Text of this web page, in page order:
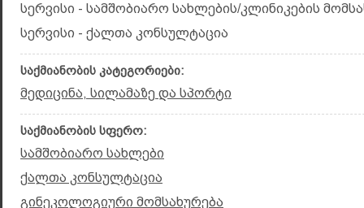
სერვისი - სამშობიარო სახლების/კლინიკების
სერვისი - ქალთა კონსულტაცია
საქმიანობის კატეგორიები:
მედიცინა, სილამაზე და სპორტი
საქმიანობის სფერო:
სამშობიარო სახლები
ქალთა კონსულტაცია
გინეკოლოგიური მომსახურება